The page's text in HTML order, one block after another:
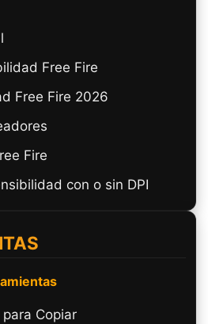
Free Fire
Free Fire 2026
Fire
con o sin DPI
Copiar